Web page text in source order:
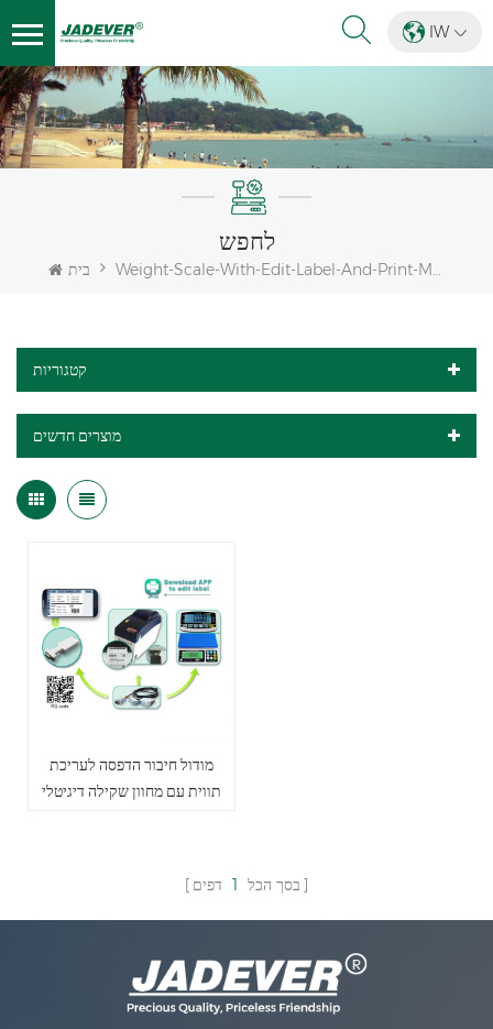
IW
לחפש
בית Weight-Scale-With-Edit-Label-And-Print-Module-For-Packaging
קטגוריות
מוצרים חדשים
מודול חיבור הדפסה לעריכת
תווית עם מחוון שקילה דיגיטלי
בסך הכל 1 דפים